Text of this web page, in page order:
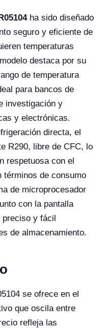
ha sido diseñado
seguro y eficiente de
temperaturas
destaca por su
de temperatura
para bancos de
investigación y
y electrónicas.
directa, el
R290, libre de CFC, lo
respetuosa con el
términos de consumo
de microprocesador
con la pantalla
preciso y fácil
de almacenamiento.
se ofrece en el
que oscila entre
refleja las